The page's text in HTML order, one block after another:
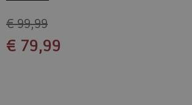
€ 99,99
€ 79,99